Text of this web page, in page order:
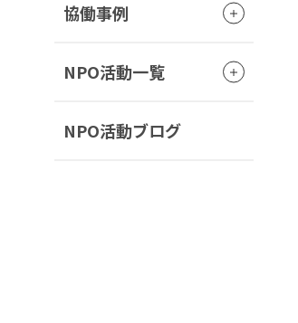
協働事例
NPO活動一覧
NPO活動ブログ